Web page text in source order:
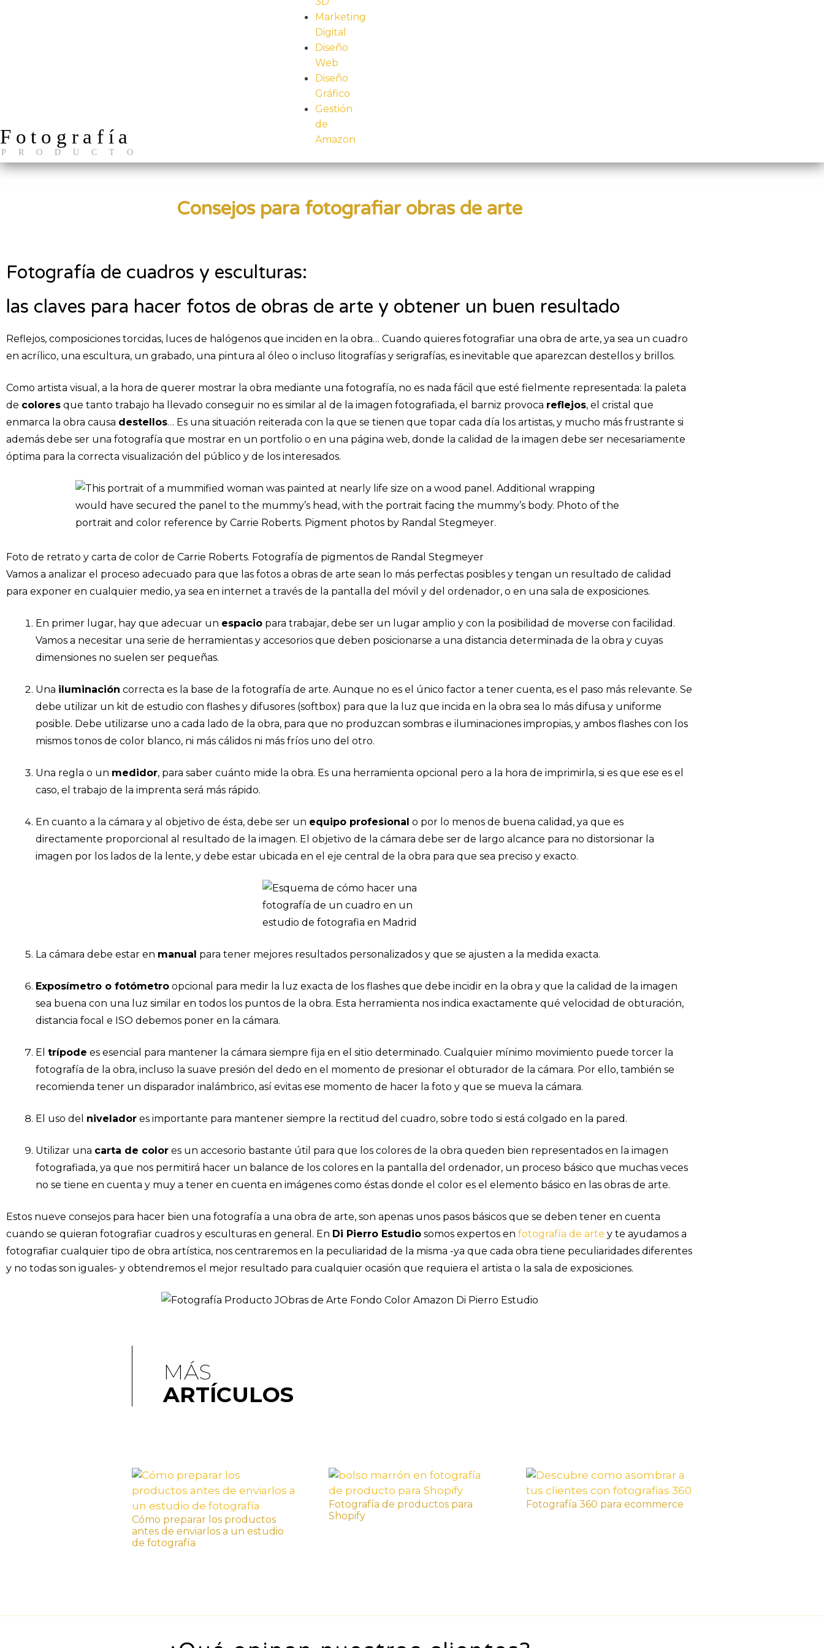
Fotografía
PRODUCTO
Marketing
Digital
Diseño
Web
Diseño
Gráfico
Gestión
de
Amazon
Consejos para fotografiar obras de arte
Fotografía de cuadros y esculturas:
las claves para hacer fotos de obras de arte y obtener un buen resultado
Reflejos, composiciones torcidas, luces de halógenos que inciden en la obra… Cuando quieres fotografiar una obra de arte, ya sea un cuadro
en acrílico, una escultura, un grabado, una pintura al óleo o incluso litografías y serigrafías, es inevitable que aparezcan destellos y brillos.
Como artista visual, a la hora de querer mostrar la obra mediante una fotografía, no es nada fácil que esté fielmente representada: la paleta
de colores que tanto trabajo ha llevado conseguir no es similar al de la imagen fotografiada, el barniz provoca reflejos, el cristal que
enmarca la obra causa destellos… Es una situación reiterada con la que se tienen que topar cada día los artistas, y mucho más frustrante si
además debe ser una fotografía que mostrar en un portfolio o en una página web, donde la calidad de la imagen debe ser necesariamente
óptima para la correcta visualización del público y de los interesados.
Foto de retrato y carta de color de Carrie Roberts. Fotografía de pigmentos de Randal Stegmeyer
Vamos a analizar el proceso adecuado para que las fotos a obras de arte sean lo más perfectas posibles y tengan un resultado de calidad
para exponer en cualquier medio, ya sea en internet a través de la pantalla del móvil y del ordenador, o en una sala de exposiciones.
En primer lugar, hay que adecuar un espacio para trabajar, debe ser un lugar amplio y con la posibilidad de moverse con facilidad.
Vamos a necesitar una serie de herramientas y accesorios que deben posicionarse a una distancia determinada de la obra y cuyas
dimensiones no suelen ser pequeñas.
Una iluminación correcta es la base de la fotografía de arte. Aunque no es el único factor a tener cuenta, es el paso más relevante. Se
debe utilizar un kit de estudio con flashes y difusores (softbox) para que la luz que incida en la obra sea lo más difusa y uniforme
posible. Debe utilizarse uno a cada lado de la obra, para que no produzcan sombras e iluminaciones impropias, y ambos flashes con los
mismos tonos de color blanco, ni más cálidos ni más fríos uno del otro.
Una regla o un medidor, para saber cuánto mide la obra. Es una herramienta opcional pero a la hora de imprimirla, si es que ese es el
caso, el trabajo de la imprenta será más rápido.
En cuanto a la cámara y al objetivo de ésta, debe ser un equipo profesional o por lo menos de buena calidad, ya que es
directamente proporcional al resultado de la imagen. El objetivo de la cámara debe ser de largo alcance para no distorsionar la
imagen por los lados de la lente, y debe estar ubicada en el eje central de la obra para que sea preciso y exacto.
La cámara debe estar en manual para tener mejores resultados personalizados y que se ajusten a la medida exacta.
Exposímetro o fotómetro opcional para medir la luz exacta de los flashes que debe incidir en la obra y que la calidad de la imagen
sea buena con una luz similar en todos los puntos de la obra. Esta herramienta nos indica exactamente qué velocidad de obturación,
distancia focal e ISO debemos poner en la cámara.
El trípode es esencial para mantener la cámara siempre fija en el sitio determinado. Cualquier mínimo movimiento puede torcer la
fotografía de la obra, incluso la suave presión del dedo en el momento de presionar el obturador de la cámara. Por ello, también se
recomienda tener un disparador inalámbrico, así evitas ese momento de hacer la foto y que se mueva la cámara.
El uso del nivelador es importante para mantener siempre la rectitud del cuadro, sobre todo si está colgado en la pared.
Utilizar una carta de color es un accesorio bastante útil para que los colores de la obra queden bien representados en la imagen
fotografiada, ya que nos permitirá hacer un balance de los colores en la pantalla del ordenador, un proceso básico que muchas veces
no se tiene en cuenta y muy a tener en cuenta en imágenes como éstas donde el color es el elemento básico en las obras de arte.
Estos nueve consejos para hacer bien una fotografía a una obra de arte, son apenas unos pasos básicos que se deben tener en cuenta
cuando se quieran fotografiar cuadros y esculturas en general. En Di Pierro Estudio somos expertos en fotografía de arte y te ayudamos a
fotografiar cualquier tipo de obra artística, nos centraremos en la peculiaridad de la misma -ya que cada obra tiene peculiaridades diferentes
y no todas son iguales- y obtendremos el mejor resultado para cualquier ocasión que requiera el artista o la sala de exposiciones.
MÁS
ARTÍCULOS
Cómo preparar los productos
antes de enviarlos a un estudio
de fotografía
Fotografía de productos para
Shopify
Fotografía 360 para ecommerce